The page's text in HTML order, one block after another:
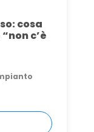
(e
dolore